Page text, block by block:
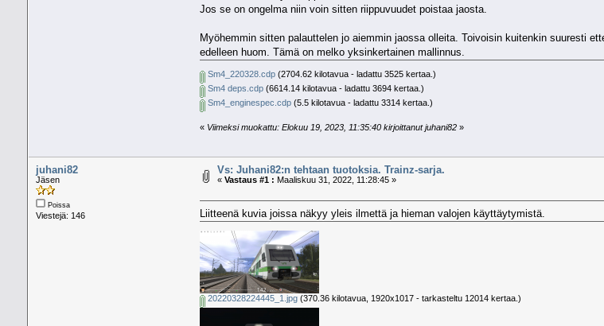
Jos se on ongelma niin voin sitten riippuvuudet poistaa jaosta.
Myöhemmin sitten palauttelen jo aiemmin jaossa olleita. Toivoisin kuitenkin suuresti
edelleen huom. Tämä on melko yksinkertainen mallinnus.
Sm4_220328.cdp (2704.62 kilotavua - ladattu 3525 kertaa.)
Sm4 deps.cdp (6614.14 kilotavua - ladattu 3694 kertaa.)
Sm4_enginespec.cdp (5.5 kilotavua - ladattu 3314 kertaa.)
« Viimeksi muokattu: Elokuu 19, 2023, 11:35:40 kirjoittanut juhani82 »
juhani82
Jäsen
Poissa
Viestejä: 146
Vs: Juhani82:n tehtaan tuotoksia. Trainz-sarja.
« Vastaus #1 : Maaliskuu 31, 2022, 11:28:45 »
Liitteenä kuvia joissa näkyy yleis ilmettä ja hieman valojen käyttäytymistä.
20220328224445_1.jpg (370.36 kilotavua, 1920x1017 - tarkasteltu 12014 kertaa.)